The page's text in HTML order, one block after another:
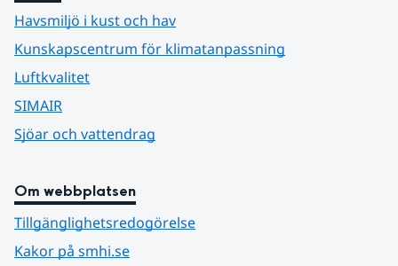
Havsmiljö i kust och hav
Kunskapscentrum för klimatanpassning
Luftkvalitet
SIMAIR
Sjöar och vattendrag
Om webbplatsen
Tillgänglighetsredogörelse
Kakor på smhi.se